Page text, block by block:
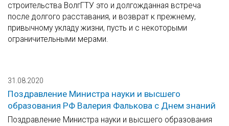
строительства ВолгГТУ это и долгожданная встреча
после долгого расставания, и возврат к прежнему,
привычному укладу жизни, пусть и с некоторыми
ограничительными мерами.
31.08.2020
Поздравление Министра науки и высшего
образования РФ Валерия Фалькова с Днем знаний
Поздравление Министра науки и высшего образования